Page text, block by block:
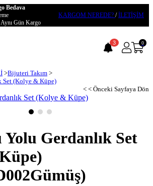
Bedava
Gün Kargo
KARGOM NEREDE? /İLETİŞİM
3 0
>Bijuteri Takım >
Set (Kolye & Küpe)
< < Önceki Sayfaya Dön
Gerdanlık Set